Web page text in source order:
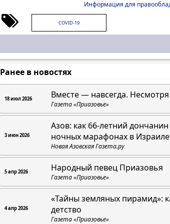
Информация для
COVID-19
Ранее в новостях
18 июл 2026 Вместе — навсегда.
Газета «Приазовье»
3 июн 2026
Азов: как 66-летний
ночных марафонах в Израиле
Новая Азовская Газета.ру
5 апр 2026 Народный певец Приазовья
Газета «Приазовье»
4 апр 2026
«Тайны земляных пирамид»:
детство
Газета «Приазовье»